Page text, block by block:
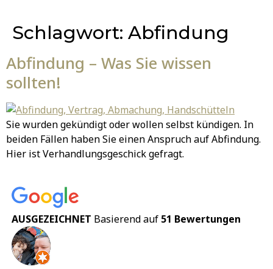
Schlagwort: Abfindung
Abfindung – Was Sie wissen
sollten!
Sie wurden gekündigt oder wollen selbst kündigen. In
beiden Fällen haben Sie einen Anspruch auf Abfindung.
Hier ist Verhandlungsgeschick gefragt.
AUSGEZEICHNET Basierend auf 51 Bewertungen